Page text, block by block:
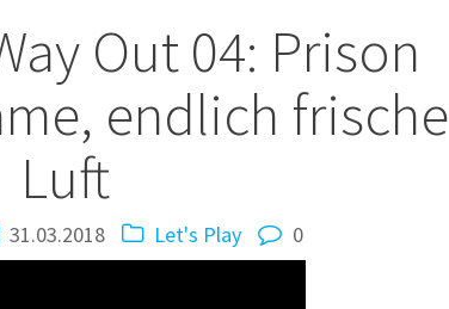
Out 04: Prison
endlich frische
Luft
31.03.2018 Let's Play 0